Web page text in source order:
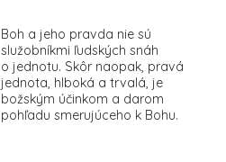
Boh a jeho pravda nie sú
služobníkmi ľudských snáh
o jednotu. Skôr naopak, pravá
jednota, hlboká a trvalá, je
božským účinkom a darom
pohľadu smerujúceho k Bohu.